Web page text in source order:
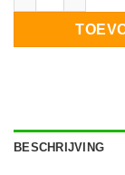
BESCHRIJVING